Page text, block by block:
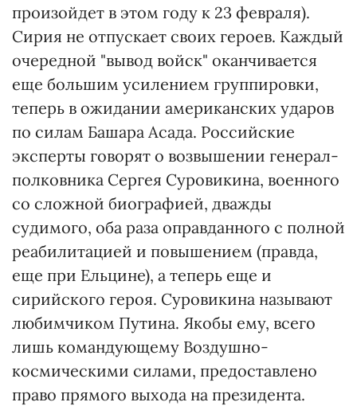
произойдет в этом году к 23 февраля).
Сирия не отпускает своих героев. Каждый
очередной "вывод войск" оканчивается
еще большим усилением группировки,
теперь в ожидании американских ударов
по силам Башара Асада. Российские
эксперты говорят о возвышении генерал-
полковника Сергея Суровикина, военного
со сложной биографией, дважды
судимого, оба раза оправданного с полной
реабилитацией и повышением (правда,
еще при Ельцине), а теперь еще и
сирийского героя. Суровикина называют
любимчиком Путина. Якобы ему, всего
лишь командующему Воздушно-
космическими силами, предоставлено
право прямого выхода на президента.